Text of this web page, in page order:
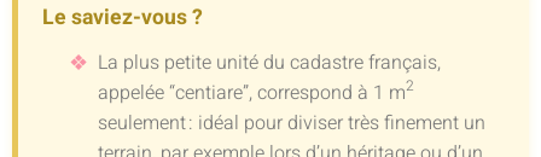
Le saviez-vous ?
La plus petite unité du cadastre français,
appelée “centiare”, correspond à 1 m2
seulement : idéal pour diviser très finement un